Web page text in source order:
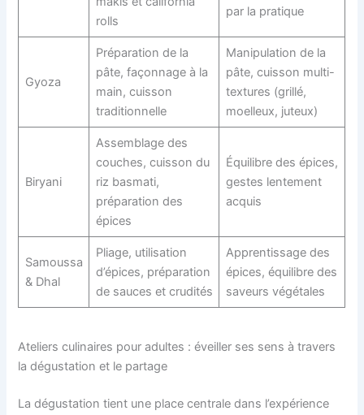
rolls
par la pratique
Gyoza
Préparation de la
pâte, façonnage à la
main, cuisson
traditionnelle
Manipulation de la
pâte, cuisson multi-
textures (grillé,
moelleux, juteux)
Biryani
Assemblage des
couches, cuisson du
riz basmati,
préparation des
épices
Équilibre des épices,
gestes lentement
acquis
Samoussa
& Dhal
Pliage, utilisation
d’épices, préparation
de sauces et crudités
Apprentissage des
épices, équilibre des
saveurs végétales
Ateliers culinaires pour adultes : éveiller ses sens à travers
la dégustation et le partage
La dégustation tient une place centrale dans l’expérience